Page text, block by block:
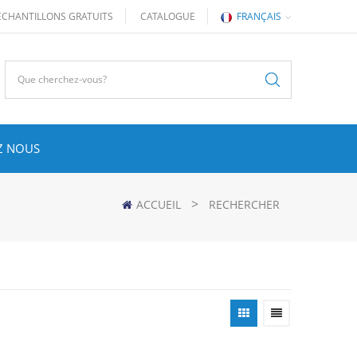
FRANÇAIS
GRATUITS CATALOGUE
NOUS
ACCUEIL > RECHERCHER